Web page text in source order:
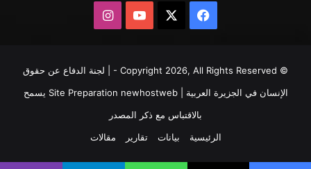
فيسبوك يوتيوبانستقرام
© Copyright 2026, All Rights Reserved - | لجنة الدفاع عن حقوق
الإنسان في الجزيرة العربية | Site Preparationnewhostweb
يسمح
بالاقتباس مع ذكر المصدر
الرئيسية
بيانات تقارير مقالات